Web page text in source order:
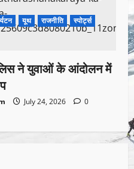
यूथ राजनीति
स्पोर्ट्स
ने युवाओं के आंदोलन में
July 24, 2026
0